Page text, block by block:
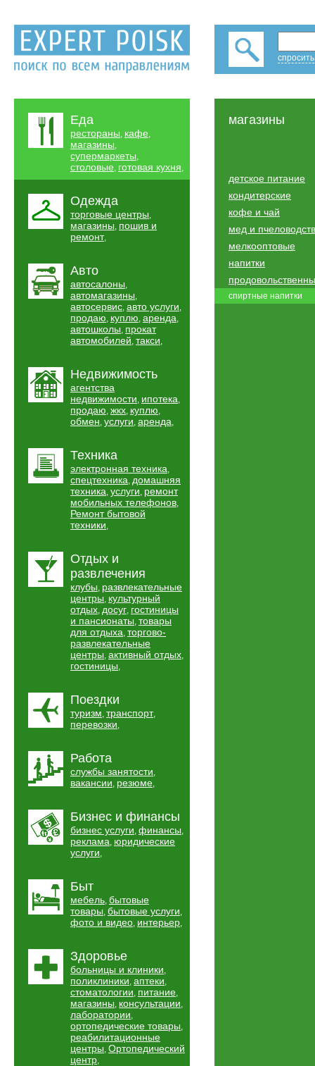
Еда
рестораны, кафе,
магазины,
супермаркеты,
столовые, готовая кухня,
Одежда
торговые центры,
магазины, пошив и
ремонт,
Авто
автосалоны,
автомагазины,
автосервис, авто услуги,
продаю, куплю, аренда,
автошколы, прокат
автомобилей, такси,
Недвижимость
агентства
недвижимости, ипотека,
продаю, жкх, куплю,
обмен, услуги, аренда,
Техника
электронная техника,
спецтехника, домашняя
техника, услуги, ремонт
мобильных телефонов,
Ремонт бытовой
техники,
Отдых и
развлечения
клубы, развлекательные
центры, культурный
отдых, досуг, гостиницы
и пансионаты, товары
для отдыха, торгово-
развлекательные
центры, активный отдых,
гостиницы,
Поездки
туризм, транспорт,
перевозки,
Работа
службы занятости,
вакансии, резюме,
Бизнес и финансы
бизнес услуги, финансы,
реклама, юридические
услуги,
Быт
мебель, бытовые
товары, бытовые услуги,
фото и видео, интерьер,
Здоровье
больницы и клиники,
поликлиники, аптеки,
стоматологии, питание,
магазины, консультации,
лаборатории,
ортопедические товары,
реабилитационные
центры, Ортопедический
центр,
магазины
детское питание
кондитерские
кофе и чай
мед и
мелкооптовые
напитки
спиртные напитки